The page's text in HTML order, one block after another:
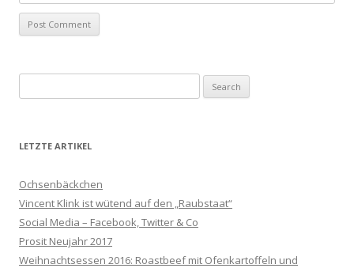
for:
LETZTE ARTIKEL
Ochsenbäckchen
Vincent Klink ist wütend auf den „Raubstaat“
Social Media – Facebook, Twitter & Co
Prosit Neujahr 2017
Weihnachtsessen 2016: Roastbeef mit Ofenkartoffeln und